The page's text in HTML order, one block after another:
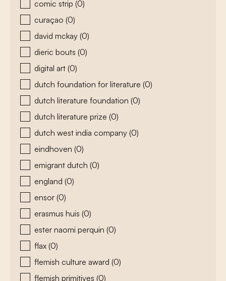
comic strip (0)
curaçao (0)
david mckay (0)
dieric bouts (0)
digital art (0)
dutch foundation for literature (0)
dutch literature foundation (0)
dutch literature prize (0)
dutch west india company (0)
eindhoven (0)
emigrant dutch (0)
england (0)
ensor (0)
erasmus huis (0)
ester naomi perquin (0)
flax (0)
flemish culture award (0)
flemish primitives (0)